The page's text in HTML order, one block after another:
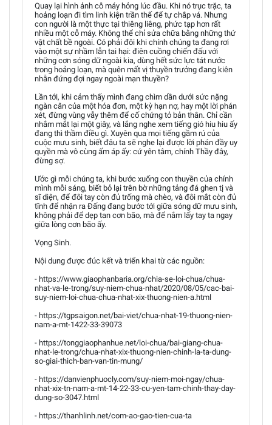
Quay lại hình ảnh cỗ máy hỏng lúc đầu. Khi nó trục trặc, ta
hoảng loạn đi tìm linh kiện trần thế để tự chắp vá. Nhưng
con người là một thực tại thiêng liêng, phức tạp hơn rất
nhiều một cỗ máy. Không thể chỉ sửa chữa bằng những thứ
vật chất bề ngoài. Có phải đôi khi chính chúng ta đang rơi
vào một sự nhầm lẫn tai hại: điên cuồng chiến đấu với
những cơn sóng dữ ngoài kia, dùng hết sức lực tát nước
trong hoảng loạn, mà quên mất vị thuyền trưởng đang kiên
nhẫn đứng đợi ngay ngoài mạn thuyền?
Lần tới, khi cảm thấy mình đang chìm dần dưới sức nặng
ngàn cân của một hóa đơn, một kỳ hạn nợ, hay một lời phán
xét, đừng vùng vẫy thêm để cố chứng tỏ bản thân. Chỉ cần
nhắm mắt lại một giây, và lắng nghe xem tiếng gió hiu hiu ấy
đang thì thầm điều gì. Xuyên qua mọi tiếng gầm rú của
cuộc mưu sinh, biết đâu ta sẽ nghe lại được lời phán đầy uy
quyền mà vô cùng ấm áp ấy: cứ yên tâm, chính Thầy đây,
đừng sợ.
Ước gì mỗi chúng ta, khi bước xuống con thuyền của chính
mình mỗi sáng, biết bỏ lại trên bờ những tảng đá ghen tị và
sĩ diện, để đôi tay còn đủ trống mà chèo, và đôi mắt còn đủ
tĩnh để nhận ra Đấng đang bước tới giữa sóng dữ mưu sinh,
không phải để dẹp tan cơn bão, mà để nắm lấy tay ta ngay
giữa lòng cơn bão ấy.
Vọng Sinh.
Nội dung được đúc kết và triển khai từ các nguồn:
- https://www.giaophanbaria.org/chia-se-loi-chua/chua-
nhat-va-le-trong/suy-niem-chua-nhat/2020/08/05/cac-bai-
suy-niem-loi-chua-chua-nhat-xix-thuong-nien-a.html
- https://tgpsaigon.net/bai-viet/chua-nhat-19-thuong-nien-
nam-a-mt-1422-33-39073
- https://tonggiaophanhue.net/loi-chua/bai-giang-chua-
nhat-le-trong/chua-nhat-xix-thuong-nien-chinh-la-ta-dung-
so-giai-thich-ban-van-tin-mung/
- https://danvienphuocly.com/suy-niem-moi-ngay/chua-
nhat-xix-tn-nam-a-mt-14-22-33-cu-yen-tam-chinh-thay-day-
dung-so-3047.html
- https://thanhlinh.net/com-ao-gao-tien-cua-ta